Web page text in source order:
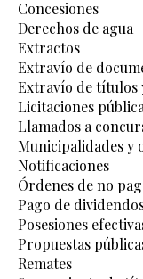
Concesiones
Derechos de agua
Extractos
Extravío de
Extravío de títulos
Licitaciones
Llamados a
Municipalidades y
Notificaciones
Órdenes de no
Pago de
Posesiones
Propuestas
Remates